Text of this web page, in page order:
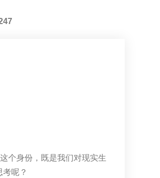
个身份，既是我们对现实生
呢？